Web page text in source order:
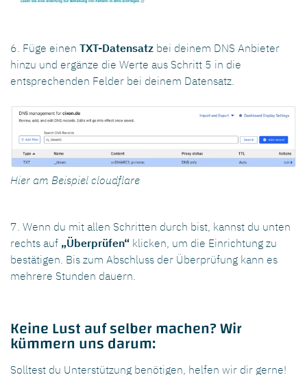
6. Füge einen TXT-Datensatz bei deinem DNS Anbieter
hinzu und ergänze die Werte aus Schritt 5 in die
entsprechenden Felder bei deinem Datensatz.
Hier am Beispiel cloudflare
7. Wenn du mit allen Schritten durch bist, kannst du unten
rechts auf „Überprüfen“ klicken, um die Einrichtung zu
bestätigen. Bis zum Abschluss der Überprüfung kann es
mehrere Stunden dauern.
Keine Lust auf selber machen? Wir
kümmern uns darum:
Solltest du Unterstützung benötigen, helfen wir dir gerne!